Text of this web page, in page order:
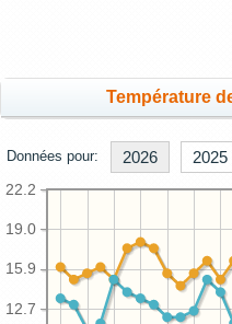
Température
Données pour: 2026 2025
12.7
15.9
19.0
22.2